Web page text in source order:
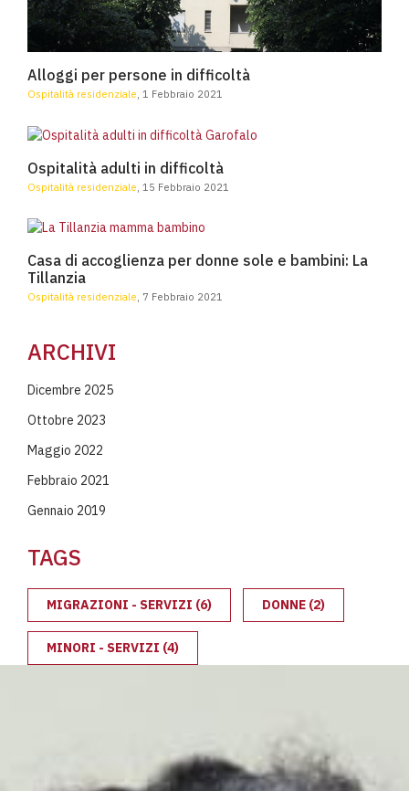
Alloggi per persone in difficoltà
Ospitalità residenziale , 1 Febbraio 2021
Ospitalità adulti in difficoltà
Ospitalità residenziale , 15 Febbraio 2021
Casa di accoglienza per donne sole e bambini: La
Tillanzia
Ospitalità residenziale, 7 Febbraio 2021
ARCHIVI
Dicembre 2025
Ottobre 2023
Maggio 2022
Febbraio 2021
Gennaio 2019
TAGS
MIGRAZIONI - SERVIZI (6) DONNE (2)
MINORI - SERVIZI (4)